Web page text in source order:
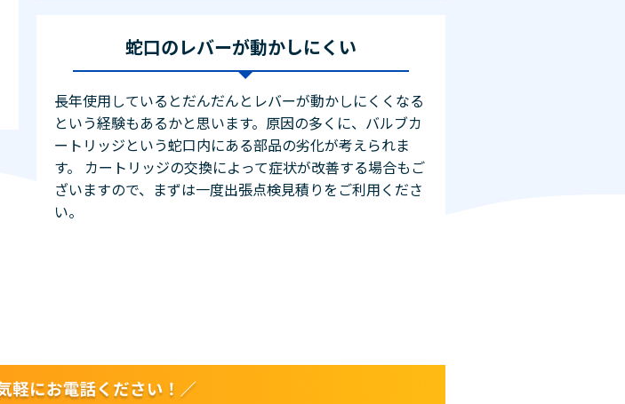
蛇口のレバーが動かしにくい
長年使用しているとだんだんとレバーが動かしにくくなる
という経験もあるかと思います。原因の多くに、バルブカ
ートリッジという蛇口内にある部品の劣化が考えられま
す。 カートリッジの交換によって症状が改善する場合もご
ざいますので、まずは一度出張点検見積りをご利用くださ
い。